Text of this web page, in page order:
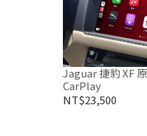
Jaguar 捷豹 XF
CarPlay
NT$23,500